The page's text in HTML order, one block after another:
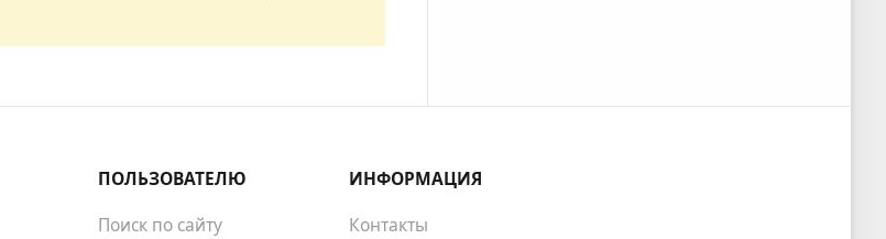
ПОЛЬЗОВАТЕЛЮ
Поиск по сайту
ИНФОРМАЦИЯ
Контакты